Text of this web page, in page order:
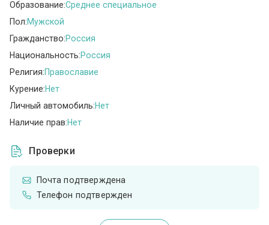
Образование:Среднее специальное
Пол:Мужской
Гражданство:Россия
Национальность:Россия
Религия:Православие
Курение:Нет
Личный автомобиль:Нет
Наличие прав:Нет
Проверки
Почта подтверждена
Телефон подтвержден